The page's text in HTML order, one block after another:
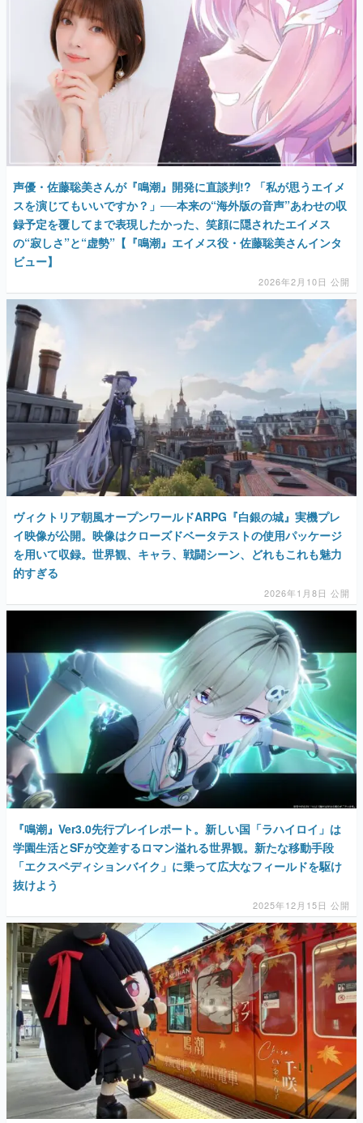
声優・佐藤聡美さんが『鳴潮』開発に直談判!? 「私が思うエイメ
スを演じてもいいですか？」──本来の“海外版の音声”あわせの収
録予定を覆してまで表現したかった、笑顔に隠されたエイメス
の“寂しさ”と“虚勢”【『鳴潮』エイメス役・佐藤聡美さんインタ
ビュー】
2026年2月10日 公開
ヴィクトリア朝風オープンワールドARPG『白銀の城』実機プレ
イ映像が公開。映像はクローズドベータテストの使用パッケージ
を用いて収録。世界観、キャラ、戦闘シーン、どれもこれも魅力
的すぎる
2026年1月8日 公開
『鳴潮』Ver3.0先行プレイレポート。新しい国「ラハイロイ」は
学園生活とSFが交差するロマン溢れる世界観。新たな移動手段
「エクスペディションバイク」に乗って広大なフィールドを駆け
抜けよう
2025年12月15日 公開